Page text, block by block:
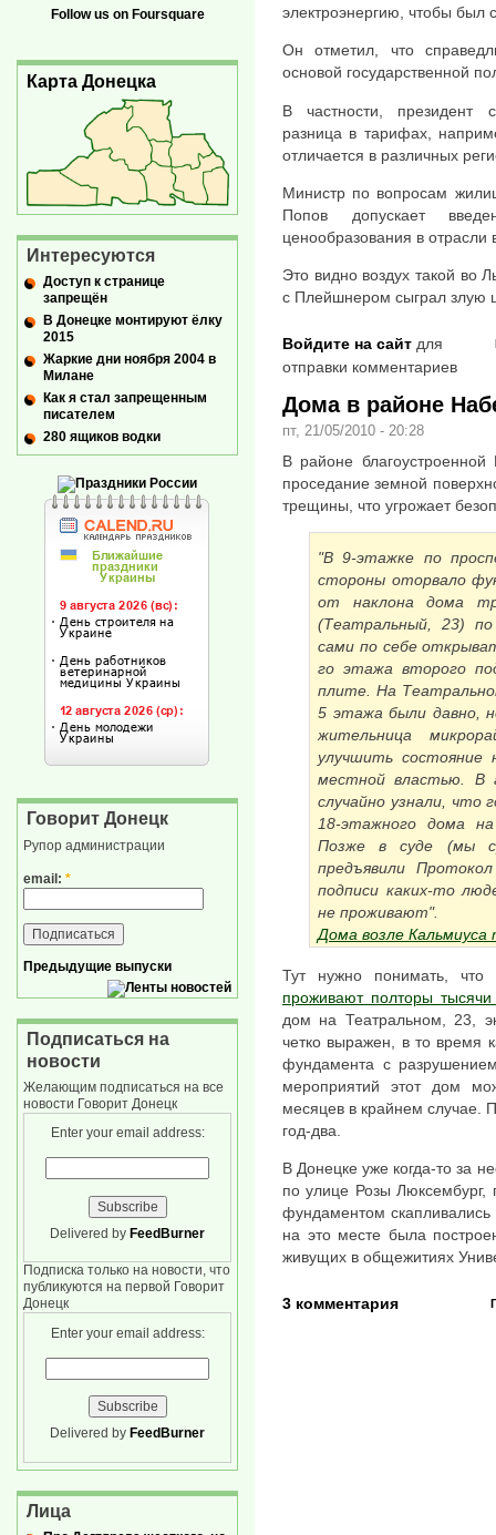
электроэнергию, чтобы был
Он отметил, что
основой государственной
В частности, президент
разница в тарифах,
отличается в различных
Министр по вопросам
Попов допускает
ценообразования в отрасли
Это видно воздух такой во
с Плейшнером сыграл злую
Войдите на сайт для
отправки комментариев
Дома в районе
пт, 21/05/2010 - 20:28
В районе
проседание земной
трещины, что угрожает
"В 9-этажке по
стороны оторвало
от наклона дома
(Театральный, 23)
сами по себе
го этажа второго
плите. На
5 этажа были давно,
жительница
улучшить состояние
местной властью. В
случайно узнали, что
18-этажного дома
Позже в суде (мы
предъявили
подписи каких-то
не проживают".
Дома возле
Тут нужно понимать, что
проживают полторы
дом на Театральном, 23,
четко выражен, в то время
фундамента с
мероприятий этот дом
месяцев в крайнем
год-два.
В Донецке уже когда-то за
по улице Розы Люксембург,
фундаментом
на это месте была
живущих в общежитиях
3 комментария
Follow us on Foursquare
Карта Донецка
Интересуются
Доступ к странице
запрещён
В Донецке монтируют ёлку
2015
Жаркие дни ноября 2004 в
Милане
Как я стал запрещенным
писателем
280 ящиков водки
Говорит Донецк
Рупор администрации
email: *
Предыдущие выпуски
Подписаться на
новости
Желающим подписаться на все
новости Говорит Донецк
Enter your email address:
Delivered by FeedBurner
Подписка только на новости, что
публикуются на первой Говорит
Донецк
Enter your email address:
Delivered by FeedBurner
Лица